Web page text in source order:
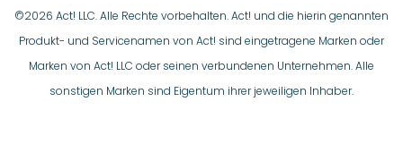
©2026 Act! LLC. Alle Rechte vorbehalten. Act! und die hierin genannten
Produkt- und Servicenamen von Act! sind eingetragene Marken oder
Marken von Act! LLC oder seinen verbundenen Unternehmen. Alle
sonstigen Marken sind Eigentum ihrer jeweiligen Inhaber.